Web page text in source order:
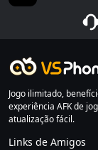
Jogo ilimitado,
experiência AFK de
atualização fácil.
Links de Amigos